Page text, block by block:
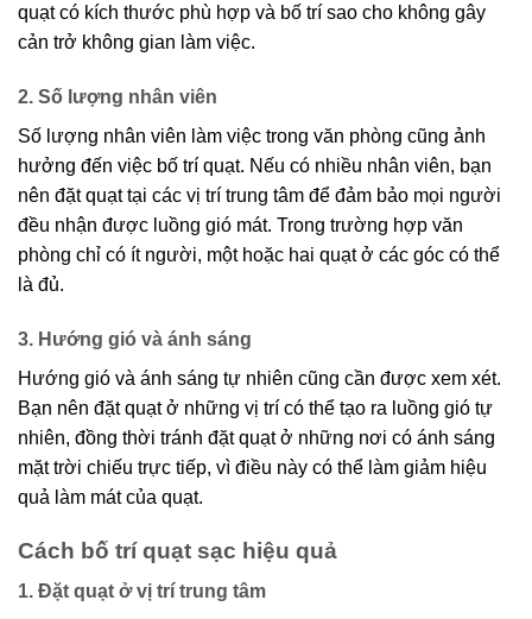
quạt có kích thước phù hợp và bố trí sao cho không gây
cản trở không gian làm việc.
2. Số lượng nhân viên
Số lượng nhân viên làm việc trong văn phòng cũng ảnh
hưởng đến việc bố trí quạt. Nếu có nhiều nhân viên, bạn
nên đặt quạt tại các vị trí trung tâm để đảm bảo mọi người
đều nhận được luồng gió mát. Trong trường hợp văn
phòng chỉ có ít người, một hoặc hai quạt ở các góc có thể
là đủ.
3. Hướng gió và ánh sáng
Hướng gió và ánh sáng tự nhiên cũng cần được xem xét.
Bạn nên đặt quạt ở những vị trí có thể tạo ra luồng gió tự
nhiên, đồng thời tránh đặt quạt ở những nơi có ánh sáng
mặt trời chiếu trực tiếp, vì điều này có thể làm giảm hiệu
quả làm mát của quạt.
Cách bố trí quạt sạc hiệu quả
1. Đặt quạt ở vị trí trung tâm